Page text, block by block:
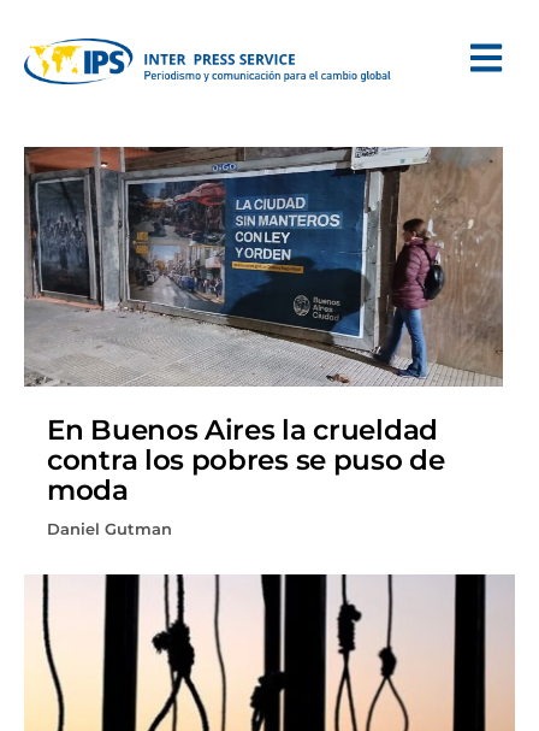
En Buenos Aires la crueldad
contra los pobres se puso de
moda
Daniel Gutman